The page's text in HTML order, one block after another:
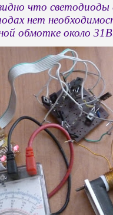
что светодиоды
нет
обмотке около